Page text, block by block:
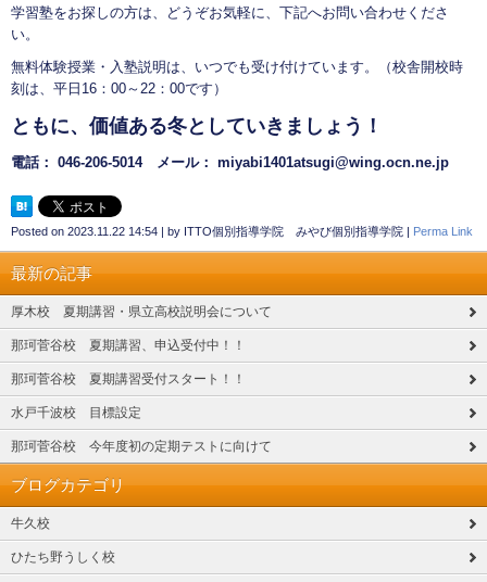
学習塾をお探しの方は、どうぞお気軽に、下記へお問い合わせくださ
い。
無料体験授業・入塾説明は、いつでも受け付けています。（校舎開校時
刻は、平日16：00～22：00です）
ともに、価値ある冬としていきましょう！
電話： 046-206-5014 メール： miyabi1401atsugi@wing.ocn.ne.jp
Posted on 2023.11.22 14:54 by ITTO個別指導学院 みやび個別指導学院 Perma Link
最新の記事
厚木校 夏期講習・県立高校説明会について
那珂菅谷校 夏期講習、申込受付中！！
那珂菅谷校 夏期講習受付スタート！！
水戸千波校 目標設定
那珂菅谷校 今年度初の定期テストに向けて
ブログカテゴリ
牛久校
ひたち野うしく校